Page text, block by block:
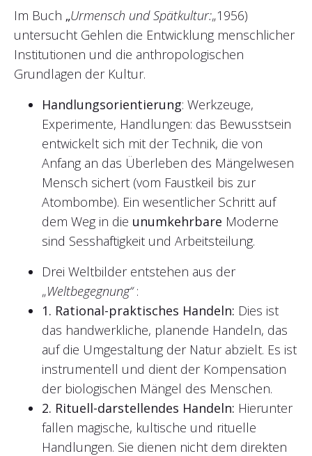
Im Buch „Urmensch und Spätkultur:„1956)
untersucht Gehlen die Entwicklung menschlicher
Institutionen und die anthropologischen
Grundlagen der Kultur.
Handlungsorientierung: Werkzeuge,
Experimente, Handlungen: das Bewusstsein
entwickelt sich mit der Technik, die von
Anfang an das Überleben des Mängelwesen
Mensch sichert (vom Faustkeil bis zur
Atombombe). Ein wesentlicher Schritt auf
dem Weg in die unumkehrbare Moderne
sind Sesshaftigkeit und Arbeitsteilung.
Drei Weltbilder entstehen aus der
„Weltbegegnung“:
1. Rational-praktisches Handeln: Dies ist
das handwerkliche, planende Handeln, das
auf die Umgestaltung der Natur abzielt. Es ist
instrumentell und dient der Kompensation
der biologischen Mängel des Menschen.
2. Rituell-darstellendes Handeln: Hierunter
fallen magische, kultische und rituelle
Handlungen. Sie dienen nicht dem direkten